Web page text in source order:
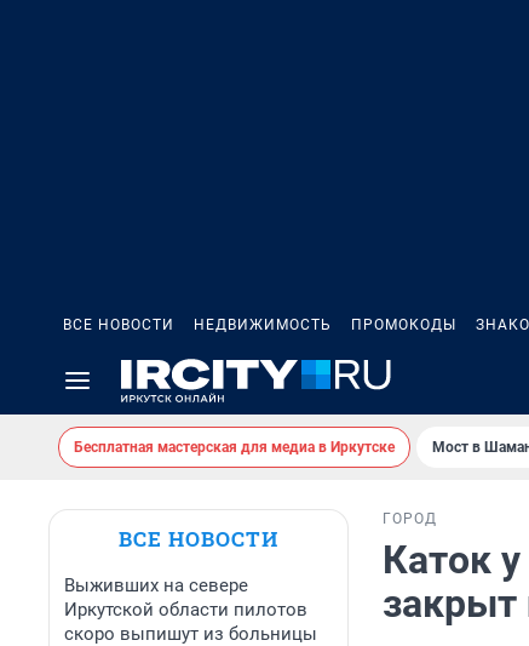
ВСЕ НОВОСТИ НЕДВИЖИМОСТЬ ПРОМОКОДЫ
Бесплатная мастерская для медиа в Иркутске Мост в
ВСЕ НОВОСТИ
Выживших на севере
Иркутской области пилотов
скоро выпишут из больницы
ГОРОД
Каток
закрыт